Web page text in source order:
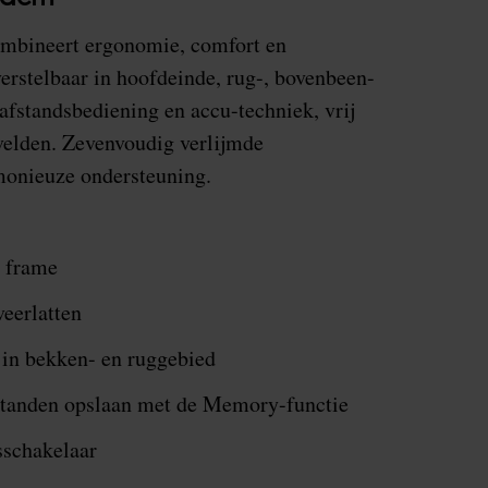
ergonomie, comfort en
in hoofdeinde, rug-, bovenbeen-
en accu-techniek, vrij
Zevenvoudig verlijmde
ondersteuning.
frame
bekken- en ruggebied
opslaan met de Memory-functie